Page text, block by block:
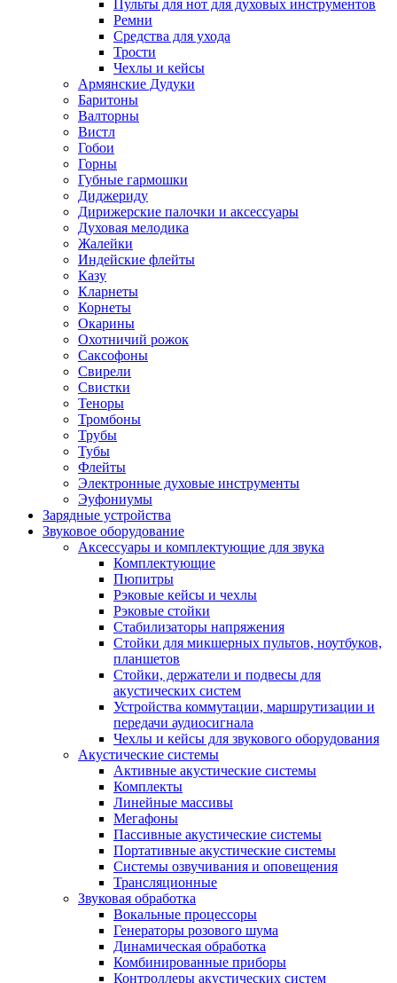
Пульты для нот для духовых инструментов
Ремни
Средства для ухода
Трости
Чехлы и кейсы
Армянские Дудуки
Баритоны
Валторны
Вистл
Гобои
Горны
Губные гармошки
Диджериду
Дирижерские палочки и аксессуары
Духовая мелодика
Жалейки
Индейские флейты
Казу
Кларнеты
Корнеты
Окарины
Охотничий рожок
Саксофоны
Свирели
Свистки
Теноры
Тромбоны
Трубы
Тубы
Флейты
Электронные духовые инструменты
Эуфониумы
Зарядные устройства
Звуковое оборудование
Аксессуары и комплектующие для звука
Комплектующие
Пюпитры
Рэковые кейсы и чехлы
Рэковые стойки
Стабилизаторы напряжения
Стойки для микшерных пультов, ноутбуков,
планшетов
Стойки, держатели и подвесы для
акустических систем
Устройства коммутации, маршрутизации и
передачи аудиосигнала
Чехлы и кейсы для звукового оборудования
Акустические системы
Активные акустические системы
Комплекты
Линейные массивы
Мегафоны
Пассивные акустические системы
Портативные акустические системы
Системы озвучивания и оповещения
Трансляционные
Звуковая обработка
Вокальные процессоры
Генераторы розового шума
Динамическая обработка
Комбинированные приборы
Контроллеры акустических систем